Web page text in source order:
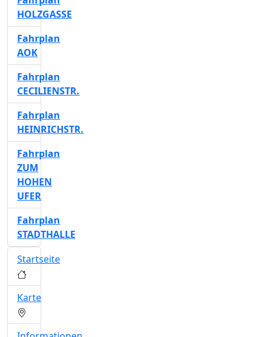
HOLZGASSE
Fahrplan
AOK
Fahrplan
CECILIENSTR.
Fahrplan
HEINRICHSTR.
Fahrplan
ZUM
HOHEN
UFER
Fahrplan
STADTHALLE
Startseite
Karte